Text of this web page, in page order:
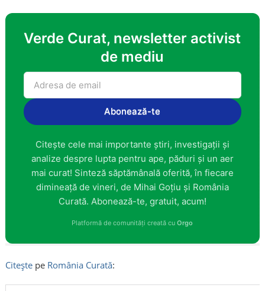
Verde Curat, newsletter activist
de mediu
Abonează-te
Citește cele mai importante știri, investigații și
analize despre lupta pentru ape, păduri și un aer
mai curat! Sinteză săptămânală oferită, în fiecare
dimineață de vineri, de Mihai Goțiu și România
Curată. Abonează-te, gratuit, acum!
Platformă de comunități creată cuOrgo
Citeștepe România Curată: